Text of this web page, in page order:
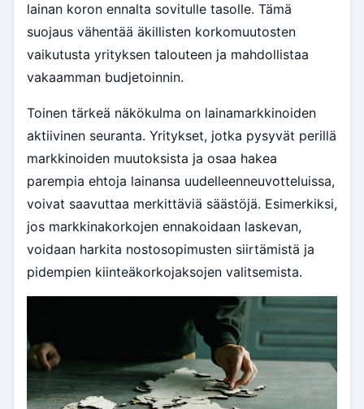
lainan koron ennalta sovitulle tasolle. Tämä
suojaus vähentää äkillisten korkomuutosten
vaikutusta yrityksen talouteen ja mahdollistaa
vakaamman budjetoinnin.
Toinen tärkeä näkökulma on lainamarkkinoiden
aktiivinen seuranta. Yritykset, jotka pysyvät perillä
markkinoiden muutoksista ja osaa hakea
parempia ehtoja lainansa uudelleenneuvotteluissa,
voivat saavuttaa merkittäviä säästöjä. Esimerkiksi,
jos markkinakorkojen ennakoidaan laskevan,
voidaan harkita nostosopimusten siirtämistä ja
pidempien kiinteäkorkojaksojen valitsemista.